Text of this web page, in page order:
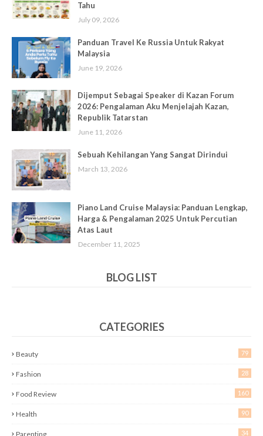
Tahu
July 09, 2026
Panduan Travel Ke Russia Untuk Rakyat
Malaysia
June 19, 2026
Dijemput Sebagai Speaker di Kazan Forum
2026: Pengalaman Aku Menjelajah Kazan,
Republik Tatarstan
June 11, 2026
Sebuah Kehilangan Yang Sangat Dirindui
March 13, 2026
Piano Land Cruise Malaysia: Panduan Lengkap,
Harga & Pengalaman 2025 Untuk Percutian
Atas Laut
December 11, 2025
BLOG LIST
CATEGORIES
Beauty 79
Fashion 28
Food Review 160
Health 90
Parenting 34